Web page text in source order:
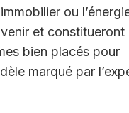
ou
et constitueront
bien placés pour
marqué par